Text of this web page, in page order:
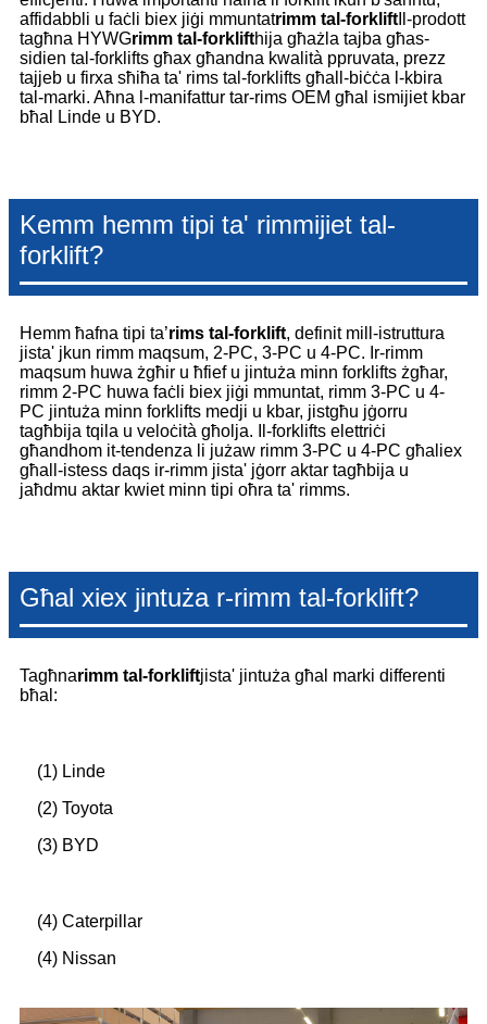
affidabbli u faċli biex jiġi mmuntatrimm tal-forklift Il-prodott
tagħna HYWGrimm tal-forklifthija għażla tajba għas-
sidien tal-forklifts għax għandna kwalità ppruvata, prezz
tajjeb u firxa sħiħa ta' rims tal-forklifts għall-biċċa l-kbira
tal-marki. Aħna l-manifattur tar-rims OEM għal ismijiet kbar
bħal Linde u BYD.
Kemm hemm tipi ta' rimmijiet tal-
forklift?
Hemm ħafna tipi ta’rims tal-forklift, definit mill-istruttura
jista' jkun rimm maqsum, 2-PC, 3-PC u 4-PC. Ir-rimm
maqsum huwa żgħir u ħfief u jintuża minn forklifts żgħar,
rimm 2-PC huwa faċli biex jiġi mmuntat, rimm 3-PC u 4-
PC jintuża minn forklifts medji u kbar, jistgħu jġorru
tagħbija tqila u veloċità għolja. Il-forklifts elettriċi
għandhom it-tendenza li jużaw rimm 3-PC u 4-PC għaliex
għall-istess daqs ir-rimm jista' jġorr aktar tagħbija u
jaħdmu aktar kwiet minn tipi oħra ta' rimms.
Għal xiex jintuża r-rimm tal-forklift?
Tagħnarimm tal-forkliftjista' jintuża għal marki differenti
bħal:
(1) Linde
(2) Toyota
(3) BYD
(4) Caterpillar
(4) Nissan